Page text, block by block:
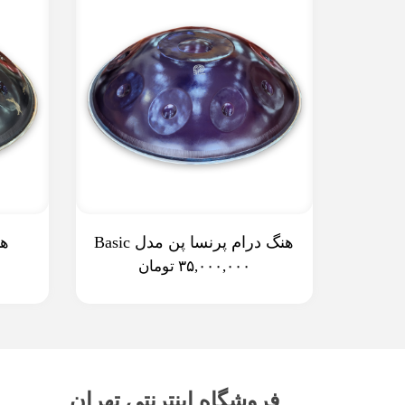
هنگ درام پرنسا پن مدل Basic
۳۵,۰۰۰,۰۰۰ تومان